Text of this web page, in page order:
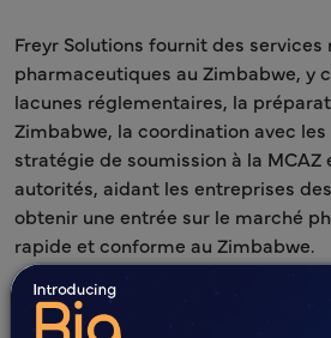
Freyr Solutions fournit des
pharmaceutiques au Zimbabwe, y
lacunes réglementaires, la
Zimbabwe, la coordination avec
stratégie de soumission à la MCAZ
autorités, aidant les entreprises
obtenir une entrée sur le marché
rapide et conforme au Zimbabwe.
En savoir plus